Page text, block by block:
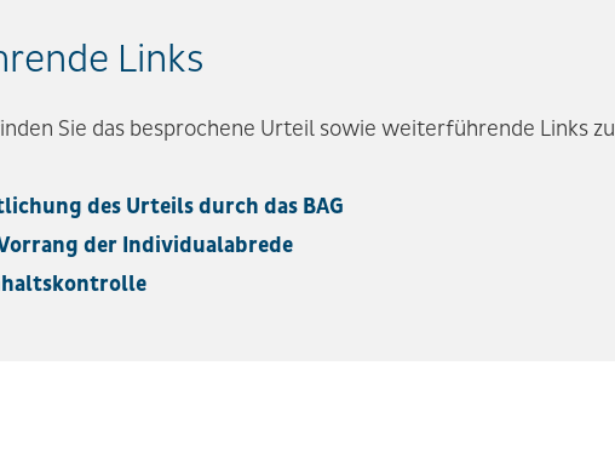
Links
Sie das besprochene Urteil sowie weiterführende Links
des Urteils durch das BAG
der Individualabrede